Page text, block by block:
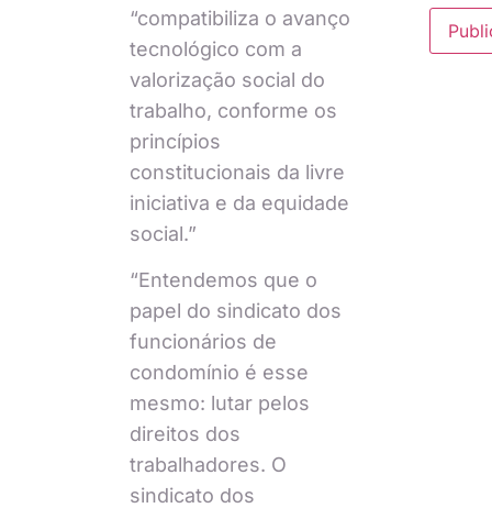
“compatibiliza o avanço
tecnológico com a
valorização social do
trabalho, conforme os
princípios
constitucionais da livre
iniciativa e da equidade
social.”
“Entendemos que o
papel do sindicato dos
funcionários de
condomínio é esse
mesmo: lutar pelos
direitos dos
trabalhadores. O
sindicato dos